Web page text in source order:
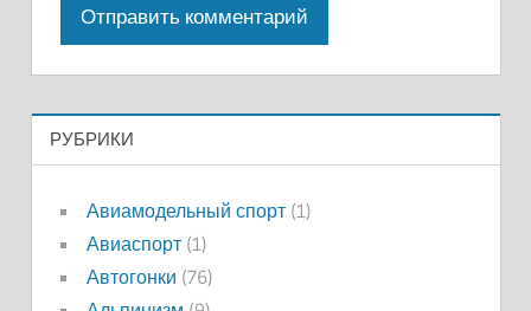
РУБРИКИ
Авиамодельный спорт(1)
Авиаспорт(1)
Автогонки (76)